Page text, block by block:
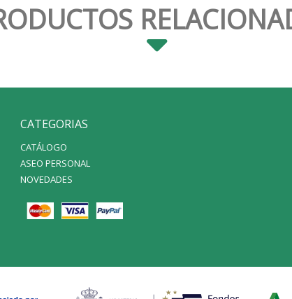
CATEGORIAS
CATÁLOGO
ASEO PERSONAL
NOVEDADES